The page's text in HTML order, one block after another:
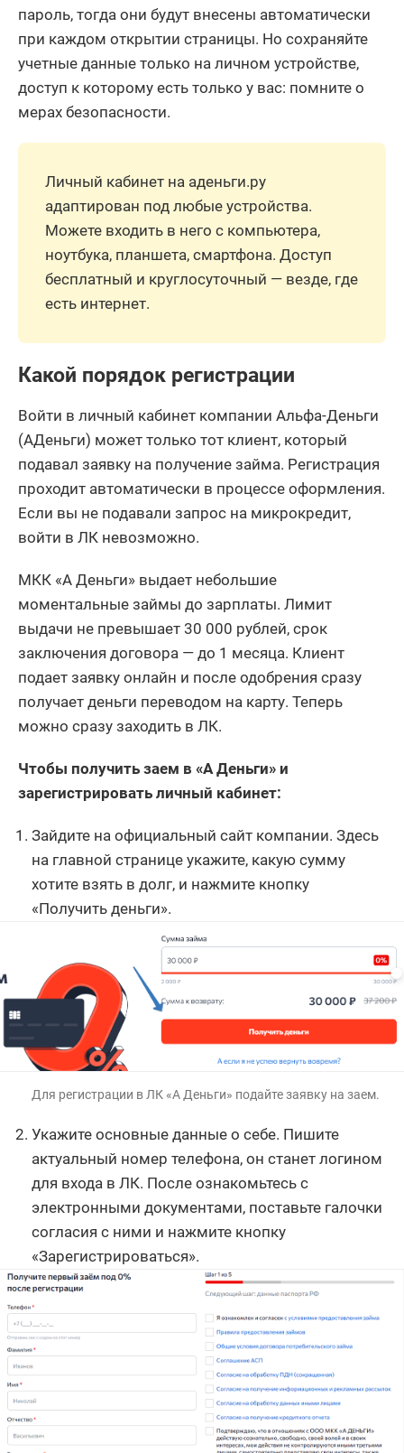
пароль, тогда они будут внесены автоматически
при каждом открытии страницы. Но сохраняйте
учетные данные только на личном устройстве,
доступ к которому есть только у вас: помните о
мерах безопасности.
Личный кабинет на аденьги.ру
адаптирован под любые устройства.
Можете входить в него с компьютера,
ноутбука, планшета, смартфона. Доступ
бесплатный и круглосуточный — везде, где
есть интернет.
Какой порядок регистрации
Войти в личный кабинет компании Альфа-Деньги
(АДеньги) может только тот клиент, который
подавал заявку на получение займа. Регистрация
проходит автоматически в процессе оформления.
Если вы не подавали запрос на микрокредит,
войти в ЛК невозможно.
МКК «А Деньги» выдает небольшие
моментальные займы до зарплаты. Лимит
выдачи не превышает 30 000 рублей, срок
заключения договора — до 1 месяца. Клиент
подает заявку онлайн и после одобрения сразу
получает деньги переводом на карту. Теперь
можно сразу заходить в ЛК.
Чтобы получить заем в «А Деньги» и
зарегистрировать личный кабинет:
Зайдите на официальный сайт компании. Здесь
на главной странице укажите, какую сумму
хотите взять в долг, и нажмите кнопку
«Получить деньги».
Для регистрации в ЛК «А Деньги» подайте заявку на заем.
Укажите основные данные о себе. Пишите
актуальный номер телефона, он станет логином
для входа в ЛК. После ознакомьтесь с
электронными документами, поставьте галочки
согласия с ними и нажмите кнопку
«Зарегистрироваться».